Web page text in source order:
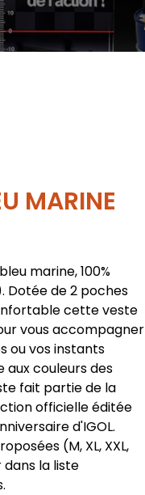
MARINE
marine, 100%
Dotée de 2 poches
cette veste
vous accompagner
ou vos instants
aux couleurs des
fait partie de la
officielle éditée
d'IGOL.
(M, XL, XXL,
dans la liste